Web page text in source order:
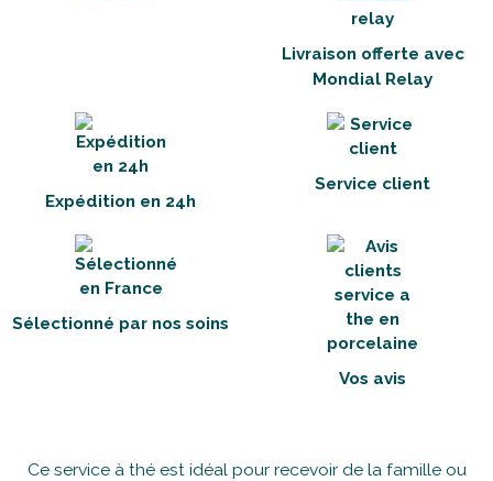
Livraison offerte avec
Mondial Relay
Expédition en 24h
Service client
Sélectionné par nos soins
Vos avis
Ce service à thé est idéal pour recevoir de la famille ou